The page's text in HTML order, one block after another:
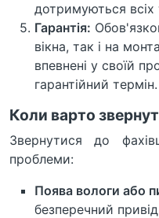
дотримуються всіх
Гарантія:
вікна, так і на
впевнені у своїй
гарантійний термін.
Коли варто
Звернутися до
проблеми:
Поява вологи або
безперечний